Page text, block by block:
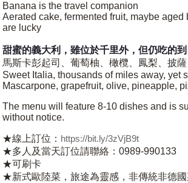
Banana is the travel companion
Aerated cake, fermented fruit, maybe
are lucky
甜蜜的義大利，雖位於千里外，但仍吃的到
馬斯卡彭起司、葡萄柚、橄欖、鳳梨、披薩
Sweet Italia, thousands of miles away, yet
Mascarpone, grapefruit, olive, pineapple,
The menu will feature 8-10 dishes and is
without notice.
★線上訂位： https://bit.ly/3zVjB9t
★多人及當天訂位請聯絡：0989-990133
★可刷卡
★新式歐陸菜，旅途為靈感，非傳統非德